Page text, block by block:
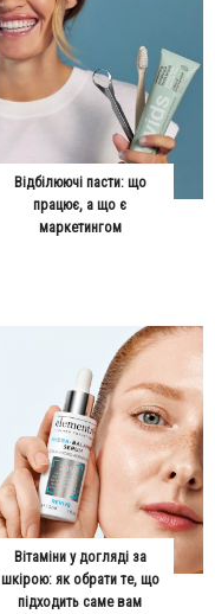
Відбілюючі пасти: що
працює, а що є
маркетингом
Вітаміни у догляді за
шкірою: як обрати те, що
підходить саме вам